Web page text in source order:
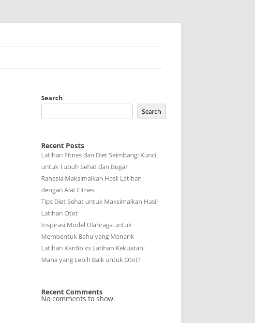
Search
Search
Recent Posts
Latihan Fitnes dan Diet Seimbang: Kunci
untuk Tubuh Sehat dan Bugar
Rahasia Maksimalkan Hasil Latihan
dengan Alat Fitnes
Tips Diet Sehat untuk Maksimalkan Hasil
Latihan Otot
Inspirasi Model Olahraga untuk
Membentuk Bahu yang Menarik
Latihan Kardio vs Latihan Kekuatan:
Mana yang Lebih Baik untuk Otot?
Recent Comments
No comments to show.